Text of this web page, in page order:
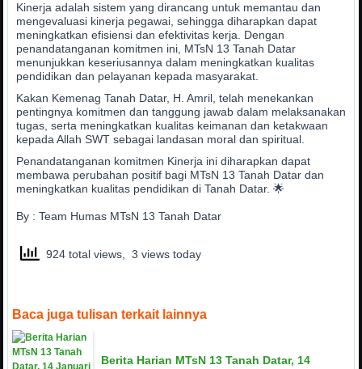
Kinerja adalah sistem yang dirancang untuk memantau dan
mengevaluasi kinerja pegawai, sehingga diharapkan dapat
meningkatkan efisiensi dan efektivitas kerja. Dengan
penandatanganan komitmen ini, MTsN 13 Tanah Datar
menunjukkan keseriusannya dalam meningkatkan kualitas
pendidikan dan pelayanan kepada masyarakat.
Kakan Kemenag Tanah Datar, H. Amril, telah menekankan
pentingnya komitmen dan tanggung jawab dalam melaksanakan
tugas, serta meningkatkan kualitas keimanan dan ketakwaan
kepada Allah SWT sebagai landasan moral dan spiritual.
Penandatanganan komitmen Kinerja ini diharapkan dapat
membawa perubahan positif bagi MTsN 13 Tanah Datar dan
meningkatkan kualitas pendidikan di Tanah Datar. 🌟
By : Team Humas MTsN 13 Tanah Datar
924 total views, 3 views today
Baca juga tulisan terkait lainnya
Berita Harian MTsN 13 Tanah Datar, 14